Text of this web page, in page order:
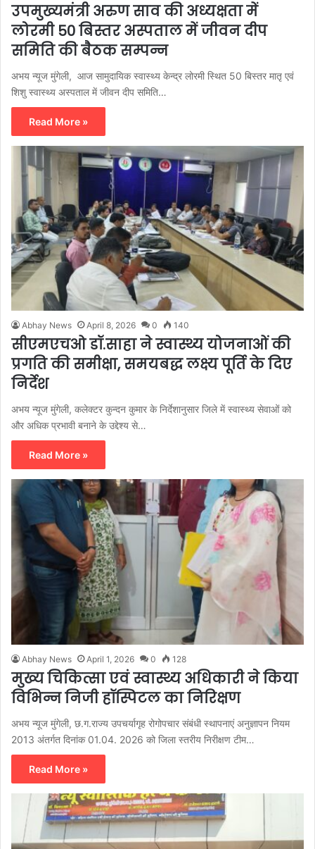
उपमुख्यमंत्री अरुण साव की अध्यक्षता में
लोरमी 50 बिस्तर अस्पताल में जीवन दीप
समिति की बैठक सम्पन्न
अभय न्यूज मुंगेली, आज सामुदायिक स्वास्थ्य केन्द्र लोरमी स्थित 50 बिस्तर मातृ एवं
शिशु स्वास्थ्य अस्पताल में जीवन दीप समिति…
Read More »
Abhay News April 8, 2026 0 140
सीएमएचओ डॉ.साहा ने स्वास्थ्य योजनाओं की
प्रगति की समीक्षा, समयबद्ध लक्ष्य पूर्ति के दिए
निर्देश
अभय न्यूज मुंगेली, कलेक्टर कुन्दन कुमार के निर्देशानुसार जिले में स्वास्थ्य सेवाओं को
और अधिक प्रभावी बनाने के उद्देश्य से…
Read More »
Abhay News April 1, 2026 0 128
मुख्य चिकित्सा एवं स्वास्थ्य अधिकारी ने किया
विभिन्न निजी हॉस्पिटल का निरिक्षण
अभय न्यूज मुंगेली, छ.ग.राज्य उपचर्यागृह रोगोपचार संबंधी स्थापनाएं अनुज्ञापन नियम
2013 अंतर्गत दिनांक 01.04. 2026 को जिला स्तरीय निरीक्षण टीम…
Read More »